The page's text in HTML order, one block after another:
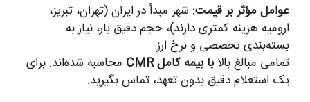
عوامل مؤثر بر قیمت: شهر مبدأ در ایران (تهران، تبریز،
ارومیه هزینه کمتری دارند)، حجم دقیق بار، نیاز به
بسته‌بندی تخصصی و نرخ ارز.
تمامی مبالغ بالا با بیمه کامل CMR
محاسبه شده‌اند. برای
یک استعلام دقیق بدون تعهد، تماس بگیرید.